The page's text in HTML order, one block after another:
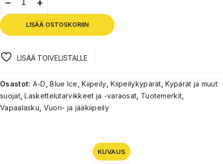
LISÄÄ OSTOSKORIIN
LISÄÄ TOIVELISTALLE
Osastot: A-D, Blue Ice, Kiipeily, Kiipeilykypärät, Kypärät ja muut
suojat, Laskettelu­tarvikkeet ja -varaosat, Tuotemerkit,
Vapaalasku, Vuori- ja jääkiipeily
KUVAUS